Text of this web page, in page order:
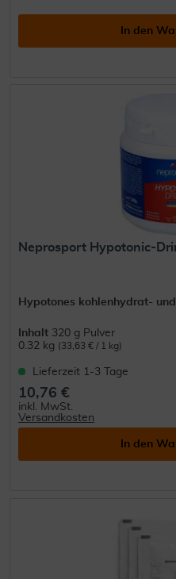
In den
Neprosport Hypotonic-
Hypotones kohlenhydrat-
Inhalt 320 g Pulver
0.32 kg (33,63 € / 1 kg)
Lieferzeit 1-3 Tage
10,76 €
inkl. MwSt.
Versandkosten
In den